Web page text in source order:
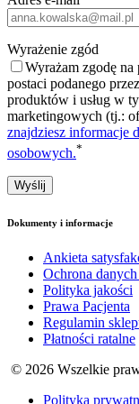
Wyrażenie zgód
Wyrażam zgodę
postaci podanego
produktów i usług w
marketingowych (tj.:
znajdziesz informacje
osobowych.*
Dokumenty i informacje
Ankieta
Ochrona
Polityka jakości
Prawa Pacjenta
Regulamin
Płatności ratalne
© 2026 Wszelkie
Polityka